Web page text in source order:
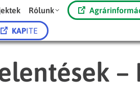
Rólunk
KAPITE
–